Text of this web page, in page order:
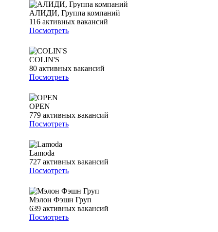
АЛИДИ, Группа компаний
116 активных вакансий
Посмотреть
COLIN'S
80 активных вакансий
Посмотреть
OPEN
779 активных вакансий
Посмотреть
Lamoda
727 активных вакансий
Посмотреть
Мэлон Фэшн Груп
639 активных вакансий
Посмотреть